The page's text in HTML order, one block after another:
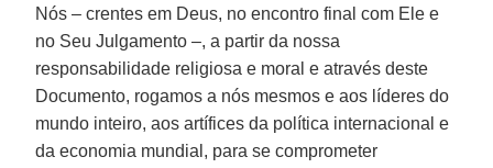
Nós – crentes em Deus, no encontro final com Ele e
no Seu Julgamento –, a partir da nossa
responsabilidade religiosa e moral e através deste
Documento, rogamos a nós mesmos e aos líderes do
mundo inteiro, aos artífices da política internacional e
da economia mundial, para se comprometer